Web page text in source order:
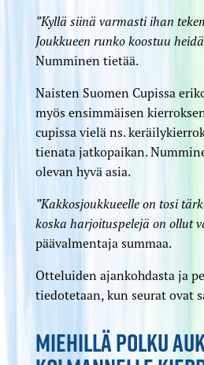
”Kyllä siinä varmasti ihan
Joukkueen runko koostuu
Numminen tietää.
Naisten Suomen Cupissa
myös ensimmäisen
cupissa vielä ns.
tienata jatkopaikan.
olevan hyvä asia.
”Kakkosjoukkueelle on tosi
koska harjoitus­pelejä on ollut
päävalmentaja summaa.
Otteluiden ajankohdasta ja
tiedotetaan, kun seurat ovat
MIEHILLÄ POLKU